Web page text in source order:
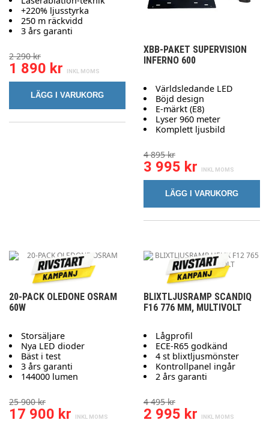
+220% ljusstyrka
250 m räckvidd
3 års garanti
2 290 kr
1 890 kr
LÄGG I VARUKORG
XBB-PAKET SUPERVISION
INFERNO 600
Världsledande LED
Böjd design
E-märkt (E8)
Lyser 960 meter
Komplett ljusbild
4 895 kr
3 995 kr
LÄGG I VARUKORG
20-PACK OLEDONE OSRAM
60W
Storsäljare
Nya LED dioder
Bäst i test
3 års garanti
144000 lumen
25 900 kr
17 900 kr
BLIXTLJUSRAMP SCANDIQ
F16 776 MM, MULTIVOLT
Lågprofil
ECE-R65 godkänd
4 st blixtljusmönster
Kontrollpanel ingår
2 års garanti
4 495 kr
2 995 kr